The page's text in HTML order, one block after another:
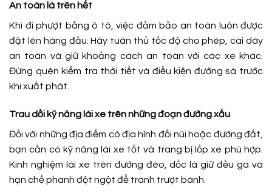
An toàn là trên hết
Khi đi phượt bằng ô tô, việc đảm bảo an toàn luôn được
đặt lên hàng đầu. Hãy tuân thủ tốc độ cho phép, cài dây
an toàn và giữ khoảng cách an toàn với các xe khác.
Đừng quên kiểm tra thời tiết và điều kiện đường sá trước
khi xuất phát.
Trau dồi kỹ năng lái xe trên những đoạn đường xấu
Đối với những địa điểm có địa hình đồi núi hoặc đường đất,
bạn cần có kỹ năng lái xe tốt và trang bị lốp xe phù hợp.
Kinh nghiệm lái xe trên đường đèo, dốc là giữ đều ga và
hạn chế phanh đột ngột để tránh trượt bánh.